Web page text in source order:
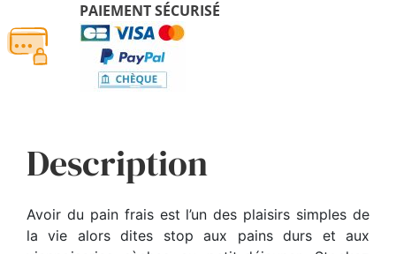
PAIEMENT SÉCURISÉ
Description
Avoir du pain frais est l’un des plaisirs simples de
la vie alors dites stop aux pains durs et aux